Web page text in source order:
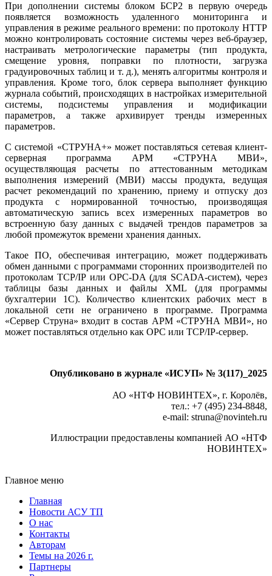
При дополнении системы блоком БСР2 в первую очередь
появляется возможность удаленного мониторинга и
управления в режиме реального времени: по протоколу HTTP
можно контролировать состояние системы через веб-браузер,
настраивать метрологические параметры (тип продукта,
смещение уровня, поправки по плотности, загрузка
градуировочных таблиц и т. д.), менять алгоритмы контроля и
управления. Кроме то­го, блок сервера выполняет функцию
журнала событий, происходящих в настройках измерительной
системы, подсистемы управления и модификации
параметров, а также архивирует тренды измеренных
параметров.
С системой «СТРУНА+» может поставляться сетевая клиент-
серверная программа APM «СТРУНА МВИ»,
осуществляющая расчеты по аттестованным методикам
выполнения измерений (МВИ) массы продукта, ведущая
расчет рекомендаций по хранению, приему и отпуску доз
продукта с нормированной точностью, производящая
автоматическую запись всех измеренных параметров во
встроенную ба­зу данных с выдачей трендов параметров за
любой промежуток времени хранения данных.
Такое ПО, обеспечивая интеграцию, может поддерживать
обмен данными с программами сторонних производителей по
протоколам TCP/IP или OPC-DA (для SCADA-систем), через
таблицы ба­зы данных и файлы XML (для программы
бухгалтерии 1C). Количество клиентских рабочих мест в
локальной се­ти не ограничено в программе. Программа
«Сервер Струна» входит в состав APM «СТРУНА МВИ», но
может поставляться отдельно как OPC или TCP/IP-сервер.
Опубликовано в журнале «ИСУП» № 3(117)_2025
АО «НТФ НОВИНТЕХ», г. Королёв,
тел.: +7 (495) 234‑8848,
e‑mail: struna@novinteh.ru
Иллюстрации предоставлены компанией АО «НТФ
НОВИНТЕХ»
Главное меню
Главная
Новости АСУ ТП
О нас
Контакты
Авторам
Темы на 2026 г.
Партнеры